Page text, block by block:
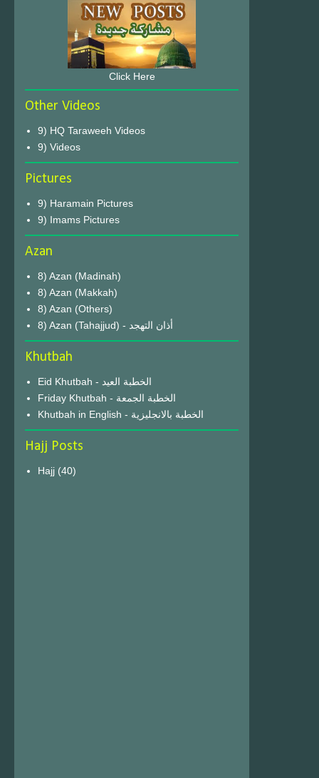
Click Here
Other Videos
9) HQ Taraweeh Videos
9) Videos
Pictures
9) Haramain Pictures
9) Imams Pictures
Azan
8) Azan (Madinah)
8) Azan (Makkah)
8) Azan (Others)
8) Azan (Tahajjud) - أذان التهجد
Khutbah
Eid Khutbah - الخطبة العيد
Friday Khutbah - الخطبة الجمعة
Khutbah in English - الخطبة بالانجليزية
Hajj Posts
Hajj (40)